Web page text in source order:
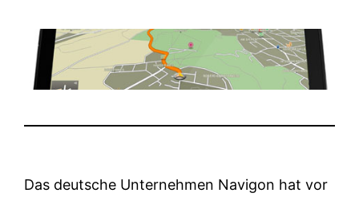
Das deutsche Unternehmen Navigon hat vor